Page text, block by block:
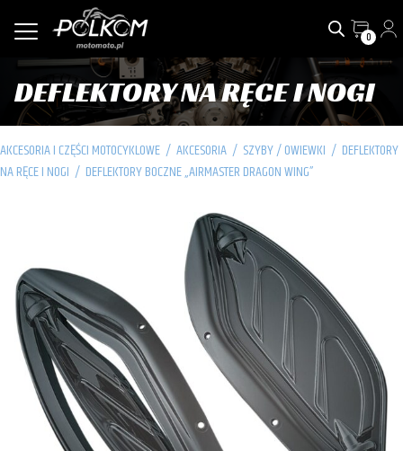
0
DEFLEKTORY NA RĘCE I NOGI
AKCESORIA I CZĘŚCI MOTOCYKLOWE / AKCESORIA / SZYBY / OWIEWKI / DEFLEKTORY
NA RĘCE I NOGI / DEFLEKTORY BOCZNE „AIRMASTER DRAGON WING”